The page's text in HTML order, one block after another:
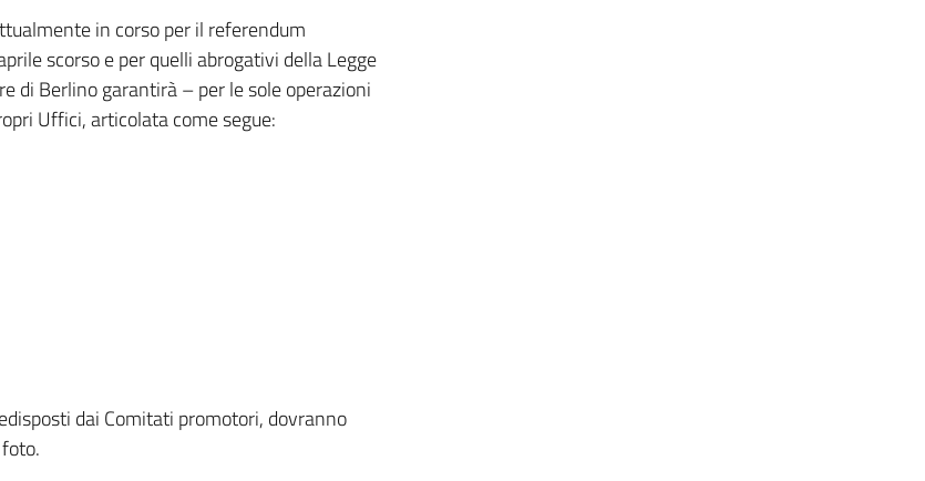
in corso per il referendum
scorso e per quelli abrogativi della Legge
di Berlino garantirà – per le sole operazioni
Uffici, articolata come segue:
dai Comitati promotori, dovranno